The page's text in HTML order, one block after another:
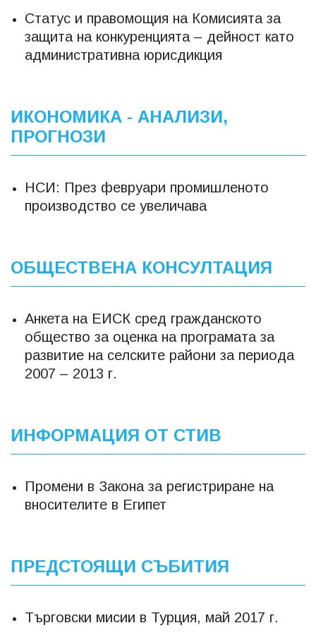
Статус и правомощия на Комисията за
защита на конкуренцията – дейност като
административна юрисдикция
ИКОНОМИКА - АНАЛИЗИ,
ПРОГНОЗИ
НСИ: През февруари промишленото
производство се увеличава
ОБЩЕСТВЕНА КОНСУЛТАЦИЯ
Анкета на ЕИСК сред гражданското
общество за оценка на програмата за
развитие на селските райони за периода
2007 – 2013 г.
ИНФОРМАЦИЯ ОТ СТИВ
Промени в Закона за регистриране на
вносителите в Египет
ПРЕДСТОЯЩИ СЪБИТИЯ
Търговски мисии в Турция, май 2017 г.